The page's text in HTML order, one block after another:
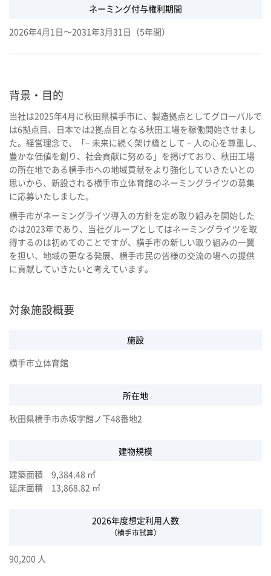
ネーミング付与権利期間
2026年4月1日～2031年3月31日（5年間）
背景・目的
当社は2025年4月に秋田県横手市に、製造拠点としてグローバルで
は6拠点目、日本では2拠点目となる秋田工場を稼働開始させまし
た。経営理念で、「– 未来に続く架け橋として – 人の心を尊重し、
豊かな価値を創り、社会貢献に努める」を掲げており、秋田工場
の所在地である横手市への地域貢献をより強化していきたいとの
思いから、新設される横手市立体育館のネーミングライツの募集
に応募いたしました。
横手市がネーミングライツ導入の方針を定め取り組みを開始した
のは2023年であり、当社グループとしてはネーミングライツを取
得するのは初めてのことですが、横手市の新しい取り組みの一翼
を担い、地域の更なる発展、横手市民の皆様の交流の場への提供
に貢献していきたいと考えています。
対象施設概要
施設
横手市立体育館
所在地
秋田県横手市赤坂字館ノ下48番地2
建物規模
建築面積 9,384.48 ㎡
延床面積 13,868.82 ㎡
2026年度想定利用人数
（横手市試算）
90,200 人